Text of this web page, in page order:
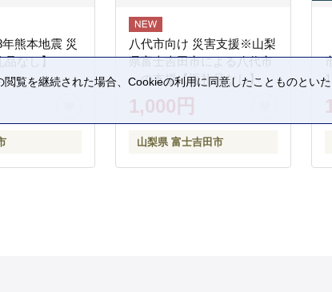
熊本地震 災
品なし】
八代市向け 災害支援※山梨
県富士吉田市による八代市
への支援【返礼品なし】
1,000円
山梨県 富士吉田市
覧を継続された場合、Cookieの利用に同意したことものといた